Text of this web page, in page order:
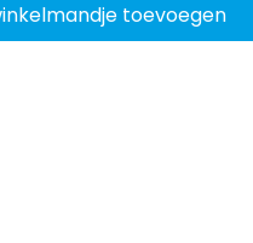
toevoegen